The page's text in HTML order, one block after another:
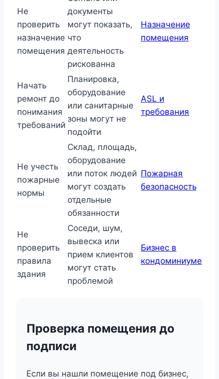
Не
проверить
назначение
помещения
документы
могут показать,
что
деятельность
рискованна
Назначение
помещения
Начать
ремонт до
понимания
требований
Планировка,
оборудование
или санитарные
зоны могут не
подойти
ASL и
требования
Не учесть
пожарные
нормы
Склад, площадь,
оборудование
или поток людей
могут создать
отдельные
обязанности
Пожарная
безопасность
Не
проверить
правила
здания
Соседи, шум,
вывеска или
прием клиентов
могут стать
проблемой
Бизнес в
кондоминиуме
Проверка помещения до
подписи
Если вы нашли помещение под бизнес,